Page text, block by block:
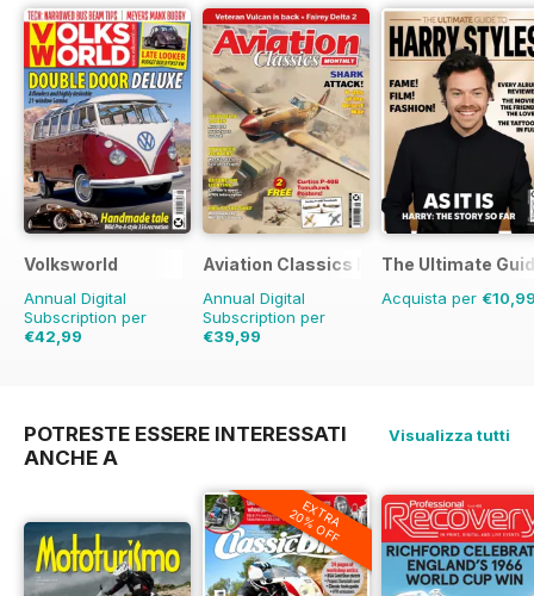
Volksworld
Annual Digital
Subscription per
€42,99
Aviation Classics Monthly
Annual Digital
Subscription per
€39,99
The Ultimate
Acquista per
POTRESTE ESSERE INTERESSATI
ANCHE A
Visualizza tutti
EXTRA
20% OFF